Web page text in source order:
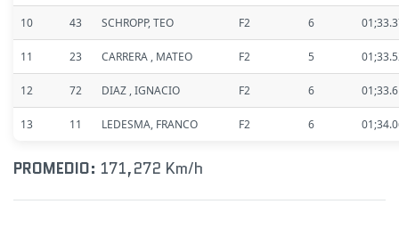
10 43 SCHROPP, TEO F2 6
11 23 CARRERA , MATEO F2 5
12 72 DIAZ , IGNACIO F2 6
13 11 LEDESMA, FRANCO F2 6
PROMEDIO: 171,272 Km/h